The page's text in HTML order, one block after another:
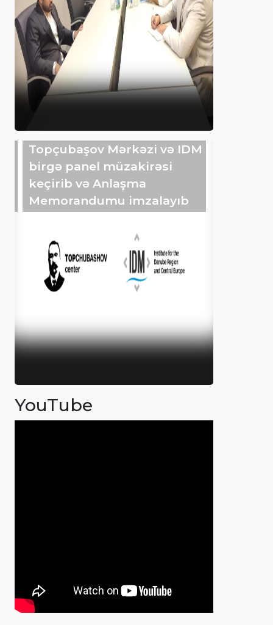
Topçubaşov Mərkəzi və IDM
birgə panel müzakirəsi
keçirib və Anlaşma
Memorandumu imzalayıb
YouTube